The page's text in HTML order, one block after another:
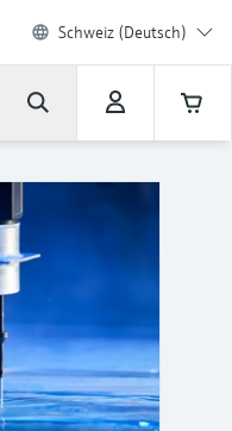
Schweiz (Deutsch)